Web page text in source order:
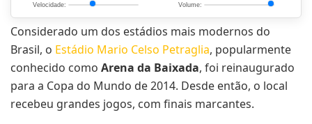
Velocidade: Volume:
Considerado um dos estádios mais modernos do
Brasil, o Estádio Mario Celso Petraglia, popularmente
conhecido como Arena da Baixada, foi reinaugurado
para a Copa do Mundo de 2014. Desde então, o local
recebeu grandes jogos, com finais marcantes.